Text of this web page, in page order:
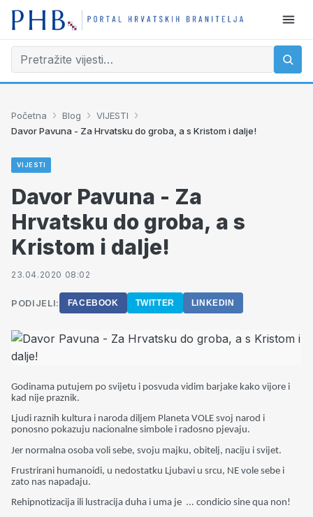
Početna › Blog › VIJESTI ›
Davor Pavuna - Za Hrvatsku do groba, a s Kristom i dalje!
VIJESTI
Davor Pavuna - Za
Hrvatsku do groba, a s
Kristom i dalje!
23.04.2020 08:02
PODIJELI: FACEBOOK TWITTER LINKEDIN
Godinama putujem po svijetu i posvuda vidim barjake kako vijore i
kad nije praznik.
Ljudi raznih kultura i naroda diljem Planeta VOLE svoj narod i
ponosno pokazuju nacionalne simbole i radosno pjevaju.
Jer normalna osoba voli sebe, svoju majku, obitelj, naciju i svijet.
Frustrirani humanoidi, u nedostatku Ljubavi u srcu, NE vole sebe i
zato nas napadaju.
Rehipnotizacija ili lustracija duha i uma je ... condicio sine qua non!